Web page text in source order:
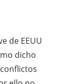
de EEUU
dicho